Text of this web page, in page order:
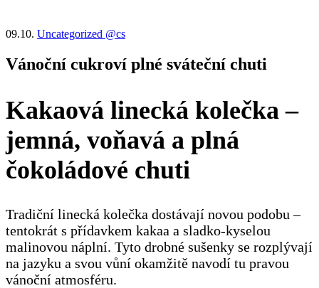
09.10. Uncategorized @cs
Vánoční cukroví plné sváteční chuti
Kakaová linecká kolečka –
jemná, voňavá a plná
čokoládové chuti
Tradiční linecká kolečka dostávají novou podobu –
tentokrát s přídavkem kakaa a sladko-kyselou
malinovou náplní. Tyto drobné sušenky se rozplývají
na jazyku a svou vůní okamžitě navodí tu pravou
vánoční atmosféru.